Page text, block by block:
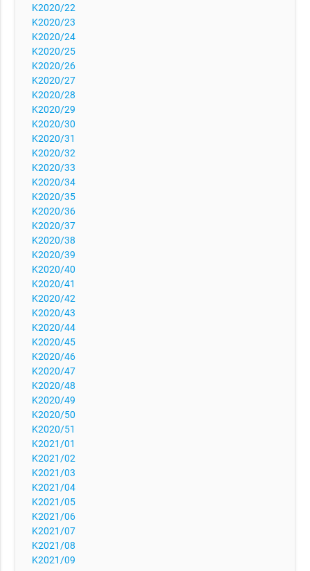
K2020/22
K2020/23
K2020/24
K2020/25
K2020/26
K2020/27
K2020/28
K2020/29
K2020/30
K2020/31
K2020/32
K2020/33
K2020/34
K2020/35
K2020/36
K2020/37
K2020/38
K2020/39
K2020/40
K2020/41
K2020/42
K2020/43
K2020/44
K2020/45
K2020/46
K2020/47
K2020/48
K2020/49
K2020/50
K2020/51
K2021/01
K2021/02
K2021/03
K2021/04
K2021/05
K2021/06
K2021/07
K2021/08
K2021/09